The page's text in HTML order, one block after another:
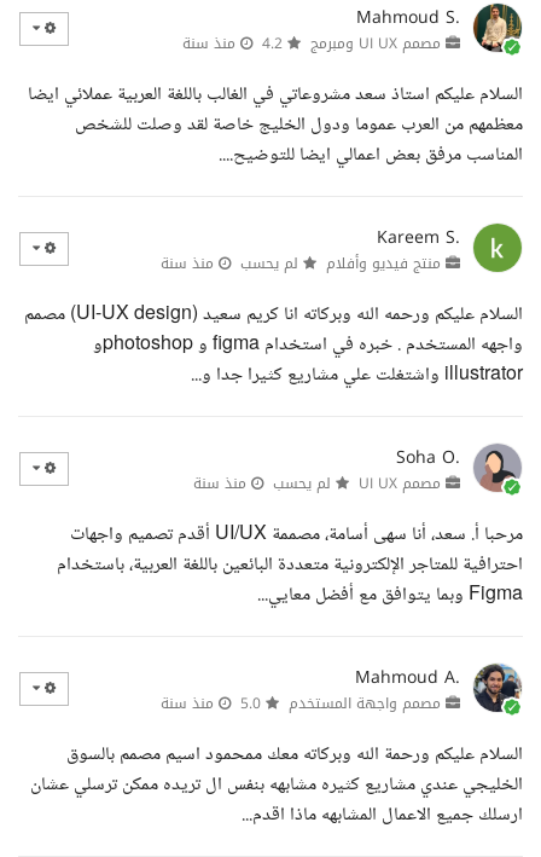
Mahmoud S.
مصمم UI UX ومبرمج منذ سنة
السلام عليكم استاذ سعد مشروعاتي في الغالب باللغة العربية عملائي ايضا
معظمهم من العرب عموما ودول الخليج خاصة لقد وصلت للشخص
المناسب مرفق بعض اعمالي ايضا للتوضيح....
Kareem S.
منتج فيديو وأفلام لم يحسب منذ سنة
السلام عليكم ورحمه الله وبركاته انا كريم سعيد (UI-UX design) مصمم
واجهه المستخدم . خبره في استخدام figma و photoshopو
illustrator واشتغلت علي مشاريع كثيرا جدا و...
Soha O.
مصمم UI UX لم يحسب منذ سنة
مرحبا أ. سعد، أنا سهى أسامة، مصممة UI/UX أقدم تصميم واجهات
احترافية للمتاجر الإلكترونية متعددة البائعين باللغة العربية، باستخدام
Figma وبما يتوافق مع أفضل معايي...
Mahmoud A.
مصمم واجهة المستخدم منذ سنة
السلام عليكم ورحمة الله وبركاته معك ممحمود اسيم مصمم بالسوق
الخليجي عندي مشاريع كثيره مشابهه بنفس ال تريده ممكن ترسلي عشان
ارسلك جميع الاعمال المشابهه ماذا اقدم...